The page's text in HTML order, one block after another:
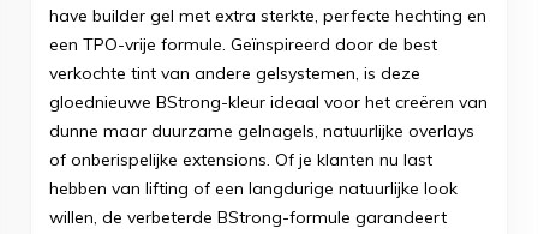
have builder gel met extra sterkte, perfecte hechting en
een TPO-vrije formule. Geïnspireerd door de best
verkochte tint van andere gelsystemen, is deze
gloednieuwe BStrong-kleur ideaal voor het creëren van
dunne maar duurzame gelnagels, natuurlijke overlays
of onberispelijke extensions. Of je klanten nu last
hebben van lifting of een langdurige natuurlijke look
willen, de verbeterde BStrong-formule garandeert